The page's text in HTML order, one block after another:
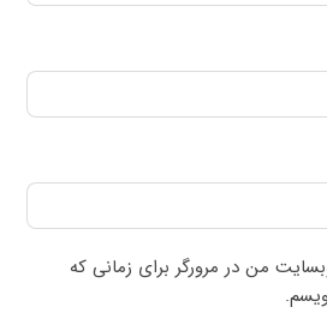
من در مرورگر برای زمانی که